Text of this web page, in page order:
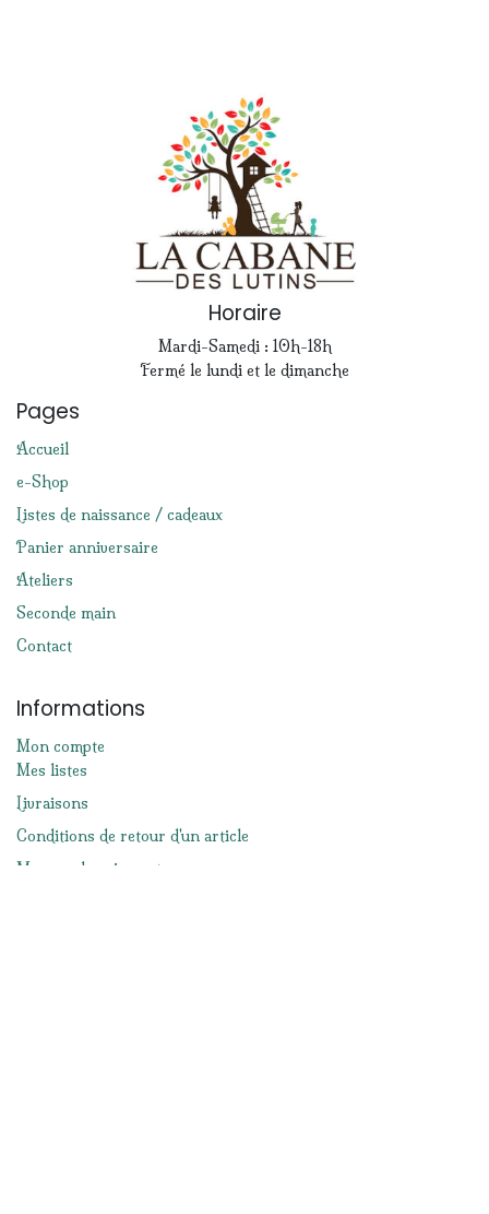
Horaire
Mardi-Samedi : 10h-18h
Fermé le lundi et le dimanche
Pages
Accueil
e-Shop
Listes de naissance / cadeaux
Panier anniversaire
Ateliers
Seconde main
Contact
Informations
Mon compte
Mes listes
Livraisons
Conditions de retour d'un article
Moyens de paiement